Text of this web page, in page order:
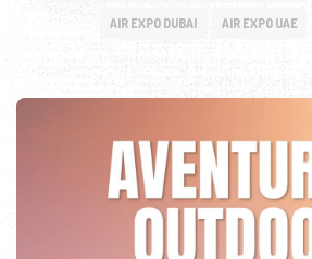
AIR EXPO DUBAI AIR EXPO UAE